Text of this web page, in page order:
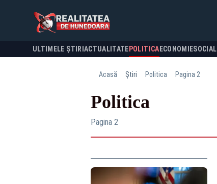
ULTIMELE ȘTIRI ACTUALITATE POLITICA ECONOMIESOCIAL
Acasă Știri Politica Pagina 2
Politica
Pagina 2